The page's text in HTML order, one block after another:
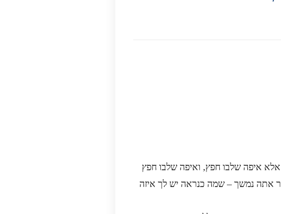
איפה שלבו חפץ, ואיפה שלבו חפץ
אתה נמשך – שמה כנראה יש לך איזה